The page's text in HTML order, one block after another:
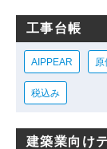
工事台帳
AIPPEAR 原
税込み
建築業向け